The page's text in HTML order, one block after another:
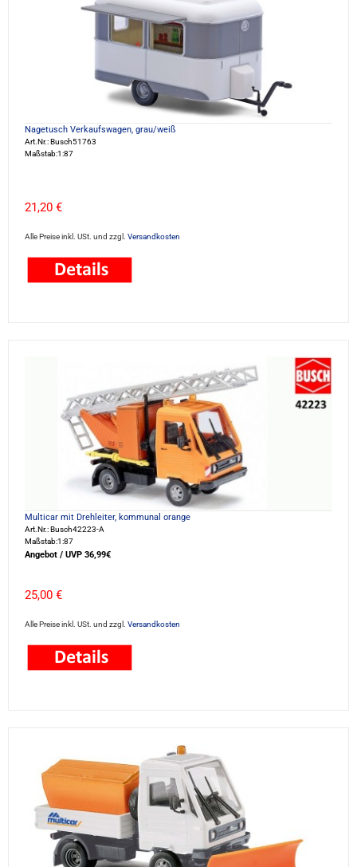
Nagetusch Verkaufswagen, grau/weiß
Art.Nr.: Busch51763
Maßstab:1:87
21,20 €
Alle Preise inkl. USt. und zzgl. Versandkosten
Multicar mit Drehleiter, kommunal orange
Art.Nr.: Busch42223-A
Maßstab:1:87
Angebot / UVP 36,99€
25,00 €
Alle Preise inkl. USt. und zzgl. Versandkosten